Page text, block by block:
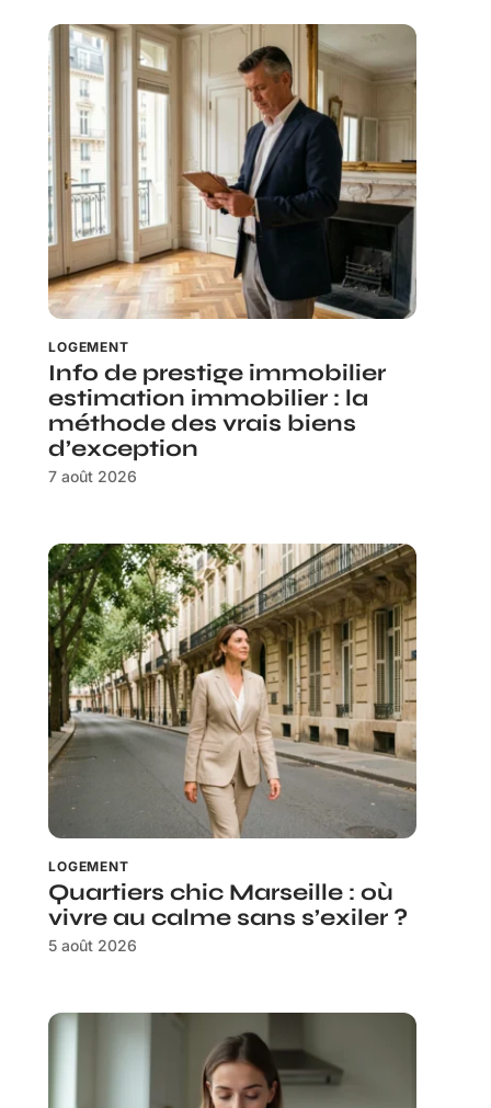
LOGEMENT
Info de prestige immobilier
estimation immobilier : la
méthode des vrais biens
d’exception
7 août 2026
LOGEMENT
Quartiers chic Marseille : où
vivre au calme sans s’exiler ?
5 août 2026